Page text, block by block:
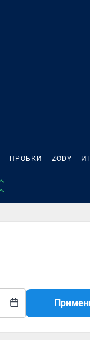
ПРОБКИ ZODY